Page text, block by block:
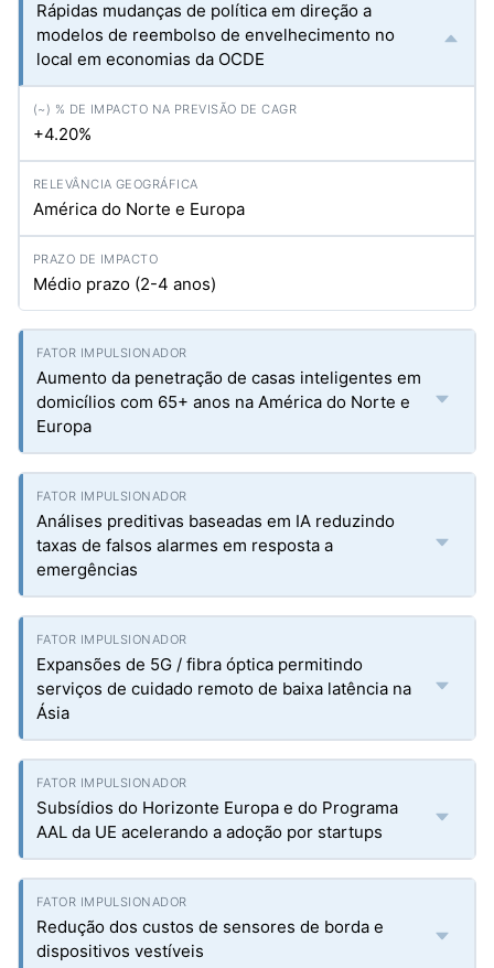
Rápidas mudanças de política em direção a
modelos de reembolso de envelhecimento no
local em economias da OCDE
+4.20%
América do Norte e Europa
Médio prazo (2-4 anos)
Aumento da penetração de casas inteligentes em
domicílios com 65+ anos na América do Norte e
Europa
Análises preditivas baseadas em IA reduzindo
taxas de falsos alarmes em resposta a
emergências
Expansões de 5G / fibra óptica permitindo
serviços de cuidado remoto de baixa latência na
Ásia
Subsídios do Horizonte Europa e do Programa
AAL da UE acelerando a adoção por startups
Redução dos custos de sensores de borda e
dispositivos vestíveis